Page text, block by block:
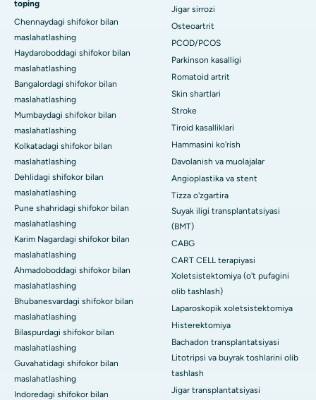
toping
Chennaydagi shifokor bilan
maslahatlashing
Haydaroboddagi shifokor bilan
maslahatlashing
Bangalordagi shifokor bilan
maslahatlashing
Mumbaydagi shifokor bilan
maslahatlashing
Kolkatadagi shifokor bilan
maslahatlashing
Dehlidagi shifokor bilan
maslahatlashing
Pune shahridagi shifokor bilan
maslahatlashing
Karim Nagardagi shifokor bilan
maslahatlashing
Ahmadoboddagi shifokor bilan
maslahatlashing
Bhubanesvardagi shifokor bilan
maslahatlashing
Bilaspurdagi shifokor bilan
maslahatlashing
Guvahatidagi shifokor bilan
maslahatlashing
Indoredagi shifokor bilan
Jigar sirrozi
Osteoartrit
PCOD/PCOS
Parkinson kasalligi
Romatoid artrit
Skin shartlari
Stroke
Tiroid kasalliklari
Hammasini ko'rish
Davolanish va muolajalar
Angioplastika va stent
Tizza o'zgartira
Suyak iligi transplantatsiyasi
(BMT)
CABG
CART CELL terapiyasi
Xoletsistektomiya (o't pufagini
olib tashlash)
Laparoskopik xoletsistektomiya
Histerektomiya
Bachadon transplantatsiyasi
Litotripsi va buyrak toshlarini olib
tashlash
Jigar transplantatsiyasi